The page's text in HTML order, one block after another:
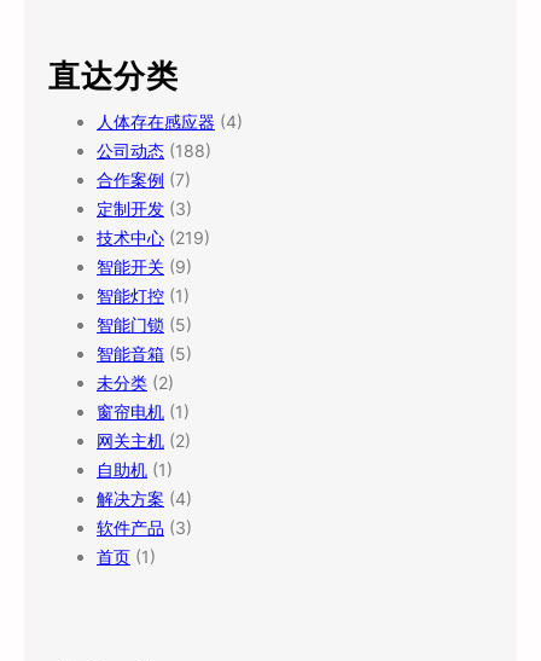
直达分类
人体存在感应器 (4)
公司动态 (188)
合作案例 (7)
定制开发 (3)
技术中心 (219)
智能开关 (9)
智能灯控 (1)
智能门锁 (5)
智能音箱 (5)
未分类 (2)
窗帘电机 (1)
网关主机 (2)
自助机 (1)
解决方案 (4)
软件产品 (3)
首页 (1)